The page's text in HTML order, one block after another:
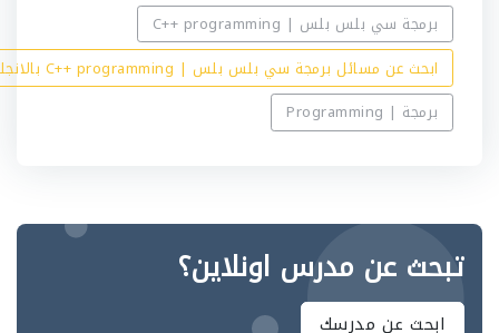
برمجة سي بلس بلس | C++ programming
ابحث عن مسائل برمجة سي بلس بلس | C++ programming بالانجليزي
برمجة | Programming
تبحث عن مدرس اونلاين؟
ابحث عن مدرسك